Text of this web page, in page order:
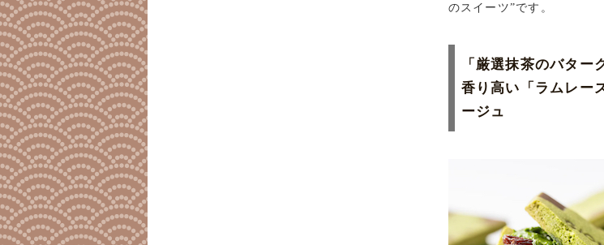
のスイーツ”です。
「厳選抹茶のバター
香り高い「ラムレー
ージュ